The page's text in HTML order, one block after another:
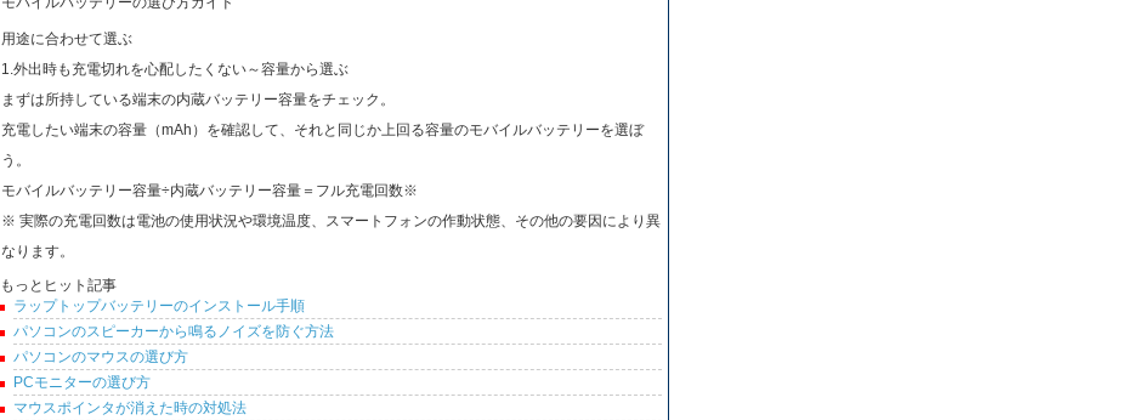
用途に合わせて選ぶ
1.外出時も充電切れを心配したくない～容量から選ぶ
まずは所持している端末の内蔵バッテリー容量をチェック。
充電したい端末の容量（mAh）を確認して、それと同じか上回る容量のモバイルバッテリーを選ぼ
う。
モバイルバッテリー容量÷内蔵バッテリー容量＝フル充電回数※
※ 実際の充電回数は電池の使用状況や環境温度、スマートフォンの作動状態、その他の要因により異
なります。
もっとヒット記事
ラップトップバッテリーのインストール手順
パソコンのスピーカーから鳴るノイズを防ぐ方法
パソコンのマウスの選び方
PCモニターの選び方
マウスポインタが消えた時の対処法